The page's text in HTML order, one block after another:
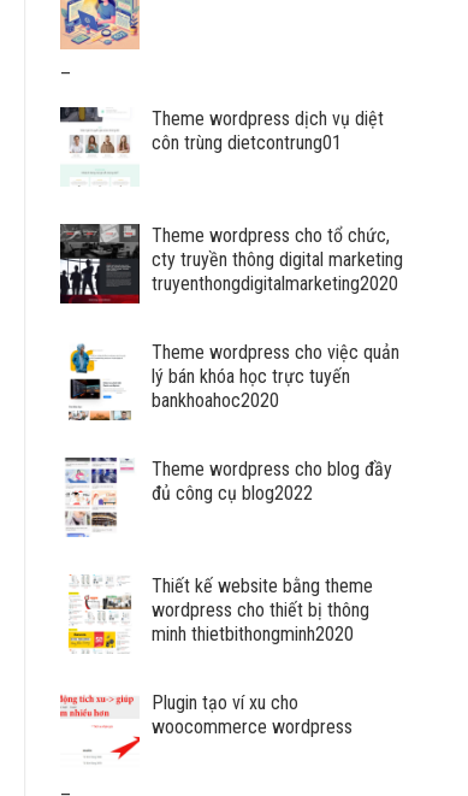
–Khoảng
từ
400.000
VNĐ
20.000.000
VNĐ
Theme wordpress dịch vụ diệt
côn trùng dietcontrung01
Theme wordpress cho tổ chức,
cty truyền thông digital marketing
truyenthongdigitalmarketing2020
Theme wordpress cho việc quản
lý bán khóa học trực tuyến
bankhoahoc2020
Theme wordpress cho blog đầy
đủ công cụ blog2022
Thiết kế website bằng theme
wordpress cho thiết bị thông
minh thietbithongminh2020
Plugin tạo ví xu cho
woocommerce wordpress